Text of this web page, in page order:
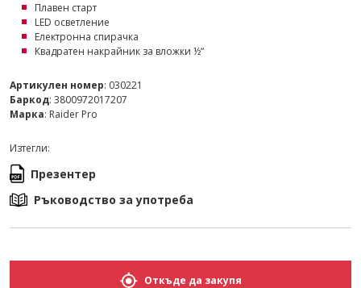
Плавен старт
LED осветление
Електронна спирачка
Квадратен накрайник за вложки ½“
Артикулен номер: 030221
Баркод: 3800972017207
Марка: Raider Pro
Изтегли:
Презентер
Ръководство за употреба
Откъде да закупя